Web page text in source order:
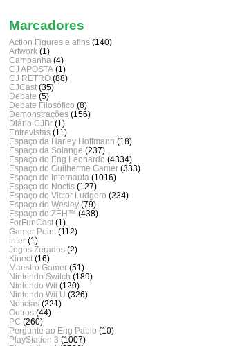
Marcadores
Action Figures e afins (140)
Artwork (1)
Campanha (4)
CJ APOSTA (1)
CJ RETRO (88)
CJCast (35)
Debate (5)
Debate Filosófico (8)
Demonstrações (156)
Diário CJBr (1)
Entrevistas (11)
Espaço da Harley Hoffmann (18)
Espaço da Solange (237)
Espaço do Eng Leonardo (4334)
Espaço do Guilherme Gamer (333)
Espaço do Internauta (1016)
Espaço do Noctis (127)
Espaço do Victor Ludgero (234)
Espaço do Wesley (79)
Espaço do ZÈH™ (438)
ForFunCast (1)
Gamer Point (112)
inter (1)
Jogos Zerados (2)
Kinect (16)
Maestro Gamer (51)
Nintendo Switch (189)
Nintendo Wii (120)
Nintendo Wii U (326)
Notícias (221)
Outros (44)
PC (260)
Pergunte ao Eng Pablo (10)
PlayStation 3 (1007)